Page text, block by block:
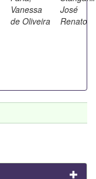
Vanessa
de Oliveira
José
Renato